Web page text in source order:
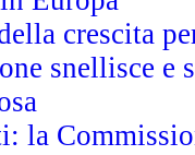
crescita
snellisce
la